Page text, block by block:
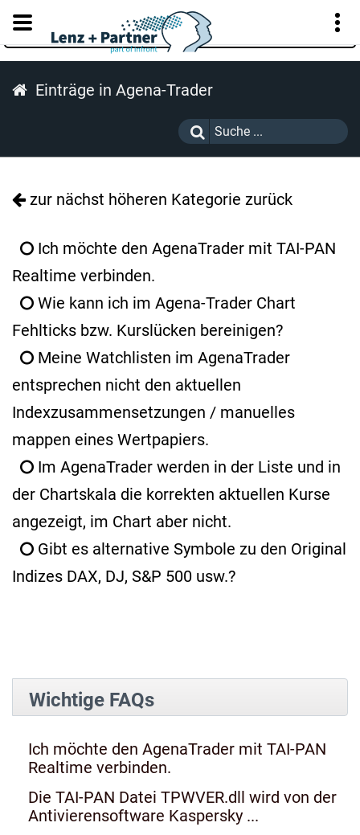
KUNDENPORTAL
Einträge in Agena-Trader
zur nächst höheren Kategorie zurück
Ich möchte den AgenaTrader mit TAI-PAN
Realtime verbinden.
Wie kann ich im Agena-Trader Chart
Fehlticks bzw. Kurslücken bereinigen?
Meine Watchlisten im AgenaTrader
entsprechen nicht den aktuellen
Indexzusammensetzungen / manuelles
mappen eines Wertpapiers.
Im AgenaTrader werden in der Liste und in
der Chartskala die korrekten aktuellen Kurse
angezeigt, im Chart aber nicht.
Gibt es alternative Symbole zu den Original
Indizes DAX, DJ, S&P 500 usw.?
Wichtige FAQs
Ich möchte den AgenaTrader mit TAI-PAN
Realtime verbinden.
Die TAI-PAN Datei TPWVER.dll wird von der
Antivierensoftware Kaspersky ...